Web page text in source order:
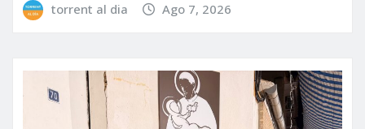
torrent al dia Ago 7, 2026